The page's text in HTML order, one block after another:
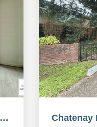
CHÂTENAY-MALABRY RER - Appartement 3 Pièces 56,69m²